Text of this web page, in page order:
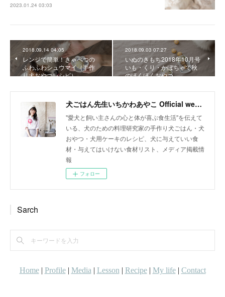
2023.01.24 03:03
2018.09.14 04:05
レンジで簡単！きゃべつの
ふわふわシュウマイ（手作
り犬おやつレシピ）
2018.09.03 07:27
いぬのきもち2018年10月号
いも・くり・かぼちゃで秋
のほくほくおやつ
犬ごはん先生いちかわあやこ Official web site
"愛犬と飼い主さんの心と体が喜ぶ食生活"を伝えて
いる、犬のための料理研究家の手作り犬ごはん・犬
おやつ・犬用ケーキのレシピ、犬に与えていい食
材・与えてはいけない食材リスト、メディア掲載情
報
フォロー
Sarch